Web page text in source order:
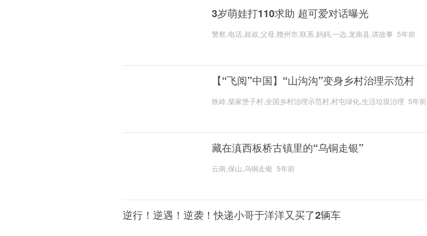
3岁萌娃打110求助 超可爱对话曝光
警察,电话,叔叔,父母,赣州市,联系,妈妈,一边,龙南县,讲故事 5年前
【“飞阅”中国】“山沟沟”变身乡村治理示范村
铁岭,柴家堡子村,全国乡村治理示范村,村屯绿化,生活垃圾治理 5年前
藏在滇西板桥古镇里的“乌铜走银”
云南,保山,乌铜走银 5年前
逆行！逆遇！逆袭！快递小哥于洋洋又买了2辆车